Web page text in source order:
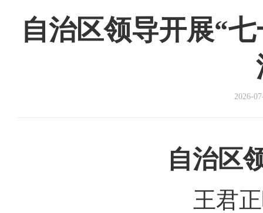
自治区领导开展“
2026-
自治区
王君